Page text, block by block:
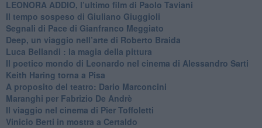
​LEONORA ADDIO, l’ultimo film di Paolo Taviani
Il tempo sospeso di Giuliano Giuggioli
Segnali di Pace di Gianfranco Meggiato
​Deep, un viaggio nell’arte di Roberto Braida
​Luca Bellandi : la magia della pittura
​Il poetico mondo di Leonardo nel cinema di Alessandro Sarti
​Keith Haring torna a Pisa
​A proposito del teatro: Dario Marconcini
Maranghi per Fabrizio De Andrè
​Il viaggio nel cinema di Pier Toffoletti
Vinicio Berti in mostra a Certaldo